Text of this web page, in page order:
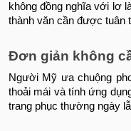
không đồng nghĩa với lơ
thành văn cần được tuân
Đơn giản không
Người Mỹ ưa chuộng
thoải mái và tính ứng
trang phục thường ngày